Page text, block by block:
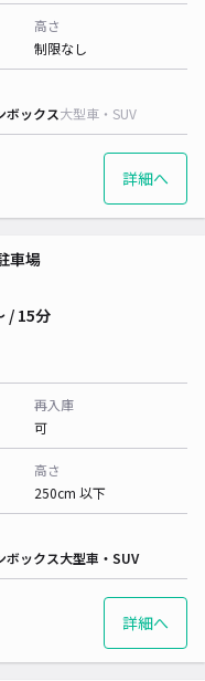
高さ
制限なし
ボックス大型車・SUV
詳細へ
車場
/ 15分
再入庫
可
高さ
250cm 以下
ボックス大型車・SUV
詳細へ